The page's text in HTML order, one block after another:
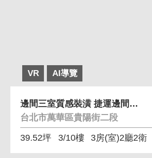
VR AI導覽
邊間三室質感裝潢 捷運邊間電梯三室大空間
台北市萬華區貴陽街二段
39.52坪 3/10樓 3房(室)2廳2衛